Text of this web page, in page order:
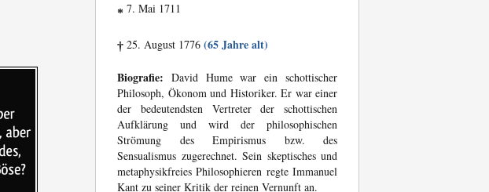
* 7. Mai 1711
† 25. August 1776 (65 Jahre alt)
Biografie: David Hume war ein schottischer
Philosoph, Ökonom und Historiker. Er war einer
der bedeutendsten Vertreter der schottischen
Aufklärung und wird der philosophischen
Strömung des Empirismus bzw. des
Sensualismus zugerechnet. Sein skeptisches und
metaphysikfreies Philosophieren regte Immanuel
Kant zu seiner Kritik der reinen Vernunft an.